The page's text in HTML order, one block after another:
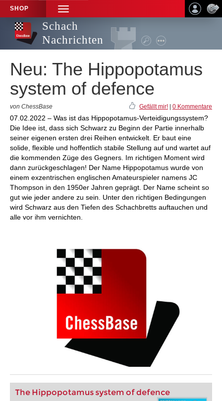
SHOP
TOGGLE
NAVIGATION
Schach
Nachrichten
Neu: The Hippopotamus
system of defence
von ChessBase Gefällt mir! 0 Kommentare
07.02.2022 – Was ist das Hippopotamus-Verteidigungssystem?
Die Idee ist, dass sich Schwarz zu Beginn der Partie innerhalb
seiner eigenen ersten drei Reihen entwickelt. Er baut eine
solide, flexible und hoffentlich stabile Stellung auf und wartet auf
die kommenden Züge des Gegners. Im richtigen Moment wird
dann zurückgeschlagen! Der Name Hippopotamus wurde von
einem exzentrischen englischen Amateurspieler namens JC
Thompson in den 1950er Jahren geprägt. Der Name scheint so
gut wie jeder andere zu sein. Unter den richtigen Bedingungen
wird Schwarz aus den Tiefen des Schachbretts auftauchen und
alle vor ihm vernichten.
The Hippopotamus system of defence